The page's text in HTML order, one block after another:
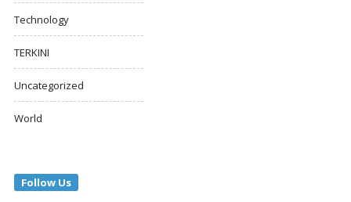
Technology
TERKINI
Uncategorized
World
Follow Us